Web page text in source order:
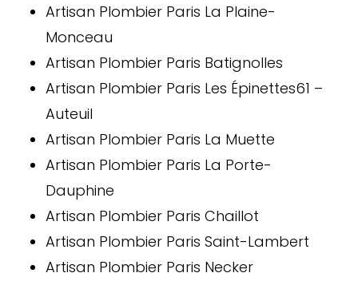
Artisan Plombier Paris La Plaine-
Monceau
Artisan Plombier Paris Batignolles
Artisan Plombier Paris Les Épinettes61 –
Auteuil
Artisan Plombier Paris La Muette
Artisan Plombier Paris La Porte-
Dauphine
Artisan Plombier Paris Chaillot
Artisan Plombier Paris Saint-Lambert
Artisan Plombier Paris Necker